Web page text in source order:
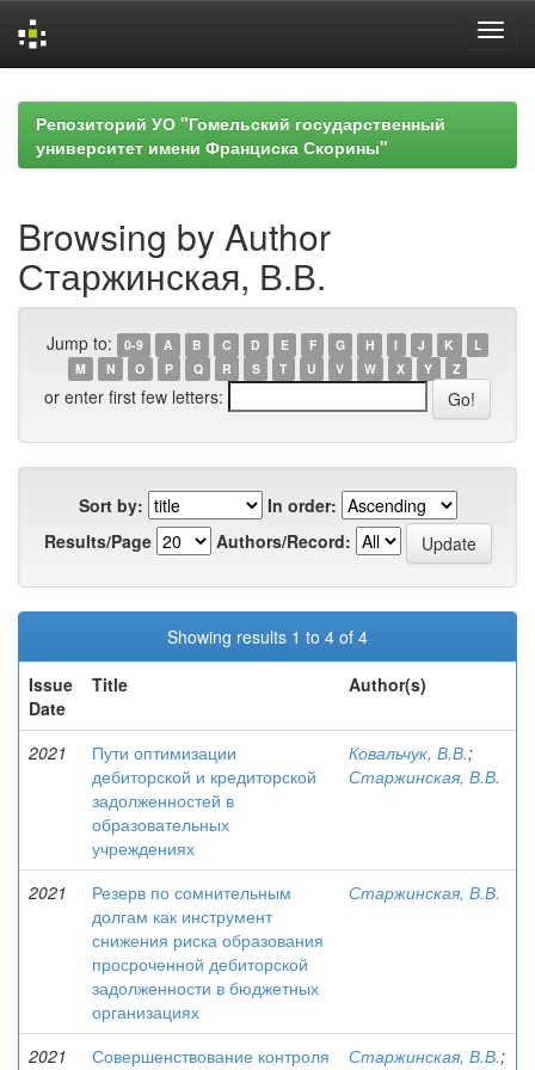
navigationРепозиторий УО "Гомельский государственный
университет имени Франциска Скорины"
Browsing by Author
Старжинская, В.В.
Jump to: 0-9 A B C D E F G H I J K
L
M
N O P Q R S T U V W X Y Z
or enter first few letters:
Sort by:
In order:
Results/Page
Authors/Record:
Showing results 1 to 4 of 4
Issue
Date
Title Author(s)
2021
Пути оптимизации
дебиторской и кредиторской
задолженностей в
образовательных
учреждениях
Ковальчук, В.В.;
Старжинская, В.В.
2021
Резерв по сомнительным
долгам как инструмент
снижения риска образования
просроченной дебиторской
задолженности в бюджетных
организациях
Старжинская, В.В.
2021
Совершенствование контроля
Старжинская, В.В.;